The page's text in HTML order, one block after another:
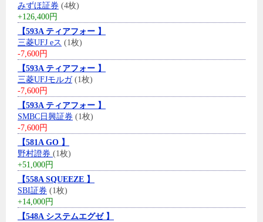
みずほ証券 (4枚)
+126,400円
【593A ティアフォー 】
三菱UFJ eス (1枚)
-7,600円
【593A ティアフォー 】
三菱UFJモルガ(1枚)
-7,600円
【593A ティアフォー 】
SMBC日興証券 (1枚)
-7,600円
【581A GO 】
野村證券 (1枚)
+51,000円
【558A SQUEEZE 】
SBI証券 (1枚)
+14,000円
【548A システムエグゼ 】